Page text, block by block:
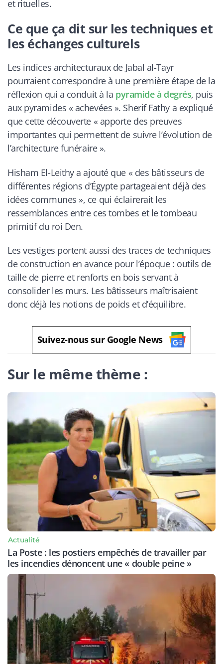
et rituelles.
Ce que ça dit sur les techniques et
les échanges culturels
Les indices architecturaux de Jabal al-Tayr
pourraient correspondre à une première étape de la
réflexion qui a conduit à la pyramide à degrés, puis
aux pyramides « achevées ». Sherif Fathy a expliqué
que cette découverte « apporte des preuves
importantes qui permettent de suivre l’évolution de
l’architecture funéraire ».
Hisham El-Leithy a ajouté que « des bâtisseurs de
différentes régions d’Égypte partageaient déjà des
idées communes », ce qui éclairerait les
ressemblances entre ces tombes et le tombeau
primitif du roi Den.
Les vestiges portent aussi des traces de techniques
de construction en avance pour l’époque : outils de
taille de pierre et renforts en bois servant à
consolider les murs. Les bâtisseurs maîtrisaient
donc déjà les notions de poids et d’équilibre.
Suivez-nous sur Google News
Sur le même thème :
Actualité
La Poste : les postiers empêchés de travailler par
les incendies dénoncent une « double peine »